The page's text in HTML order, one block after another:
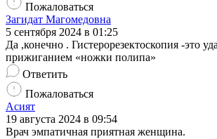
Пожаловаться
Загидат Магомедовна
5 сентября 2024 в 01:25
Да ,конечно . Гистерорезектоскопия -это
прижиганием «ножки полипа»
Ответить
Пожаловаться
Асият
19 августа 2024 в 09:54
Врач эмпатичная приятная женщина.